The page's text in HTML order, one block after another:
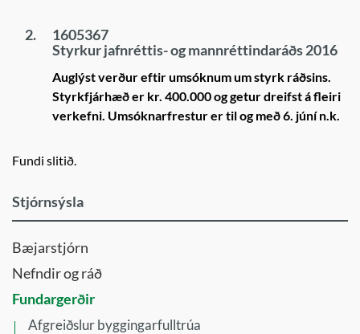
2.
1605367
Styrkur jafnréttis- og mannréttindaráðs 2016
Auglýst verður eftir umsóknum um styrk ráðsins.
Styrkfjárhæð er kr. 400.000 og getur dreifst á fleiri
verkefni. Umsóknarfrestur er til og með 6. júní n.k.
Fundi slitið.
Stjórnsýsla
Bæjarstjórn
Nefndir og ráð
Fundargerðir
Afgreiðslur byggingarfulltrúa